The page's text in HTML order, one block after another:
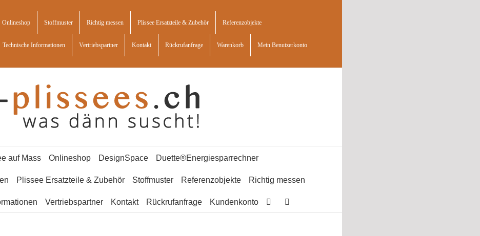
Onlineshop Stoffmuster Richtig messen Plissee Ersatzteile & Zubehör Referenzobjekte
Technische Informationen Vertriebspartner Kontakt Rückrufanfrage Warenkorb Mein Benutzerkonto
auf Mass Onlineshop DesignSpace Duette®Energiesparrechner
Plissee Ersatzteile & Zubehör Stoffmuster Referenzobjekte Richtig messen
Vertriebspartner Kontakt Rückrufanfrage Kundenkonto